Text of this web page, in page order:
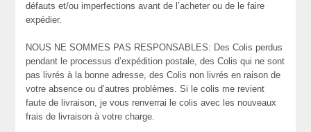
défauts et/ou imperfections avant de l’acheter ou de le faire
expédier.
NOUS NE SOMMES PAS RESPONSABLES: Des Colis perdus
pendant le processus d’expédition postale, des Colis qui ne sont
pas livrés à la bonne adresse, des Colis non livrés en raison de
votre absence ou d’autres problèmes. Si le colis me revient
faute de livraison, je vous renverrai le colis avec les nouveaux
frais de livraison à votre charge.